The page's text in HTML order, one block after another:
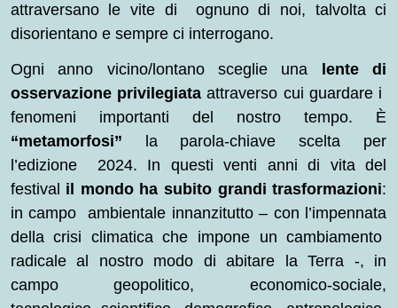
attraversano le vite di ognuno di noi, talvolta ci
disorientano e sempre ci interrogano.
Ogni anno vicino/lontano sceglie una lente di
osservazione privilegiataattraverso cui guardare i
fenomeni importanti del nostro tempo. È
“metamorfosi” la parola-chiave scelta per
l’edizione 2024. In questi venti anni di vita del
festival il mondo ha subito grandi trasformazioni:
in campo ambientale innanzitutto – con l’impennata
della crisi climatica che impone un cambiamento
radicale al nostro modo di abitare la Terra -, in
campo geopolitico, economico-sociale,